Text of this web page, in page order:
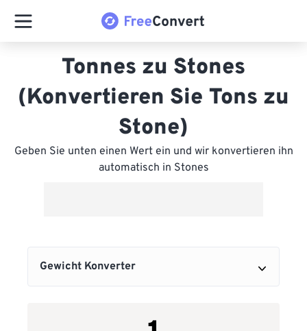
Tonnes zu Stones
(Konvertieren Sie Tons zu
Stone)
Geben Sie unten einen Wert ein und wir konvertieren ihn
automatisch in Stones